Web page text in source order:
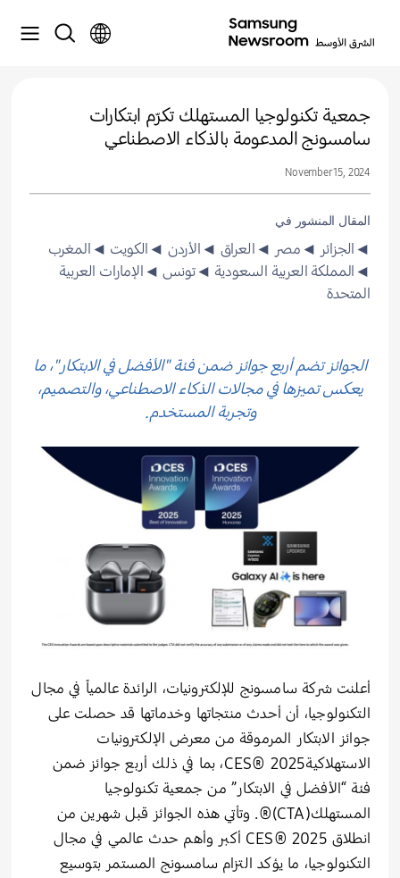
جمعية تكنولوجيا المستهلك تكرّم ابتكارات
سامسونج المدعومة بالذكاء الاصطناعي
November 15, 2024
المقال المنشور في
◄الجزائر ◄مصر ◄العراق ◄الأردن ◄الكويت ◄المغرب
◄المملكة العربية السعودية ◄تونس ◄الإمارات العربية
المتحدة
الجوائز تضم أربع جوائز ضمن فئة "الأفضل في الابتكار"، ما
يعكس تميزها في مجالات الذكاء الاصطناعي، والتصميم،
وتجربة المستخدم.
أعلنت شركة سامسونج للإلكترونيات، الرائدة عالمياً في مجال
التكنولوجيا، أن أحدث منتجاتها وخدماتها قد حصلت على
جوائز الابتكار المرموقة من معرض الإلكترونيات
الاستهلاكيةCES® 2025، بما في ذلك أربع جوائز ضمن
فئة “الأفضل في الابتكار” من جمعية تكنولوجيا
المستهلك(CTA)®. وتأتي هذه الجوائز قبل شهرين من
انطلاق CES® 2025 أكبر وأهم حدث عالمي في مجال
التكنولوجيا، ما يؤكد التزام سامسونج المستمر بتوسيع